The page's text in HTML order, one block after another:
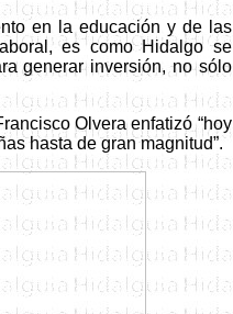
en la educación y de las
es como Hidalgo se
generar inversión,no sólo
Olveraenfatizó “hoy
hasta de gran magnitud”.